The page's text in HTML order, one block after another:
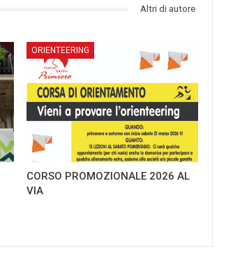
Altri di autore
ORIENTEERING
CORSO PROMOZIONALE 2026 AL
VIA